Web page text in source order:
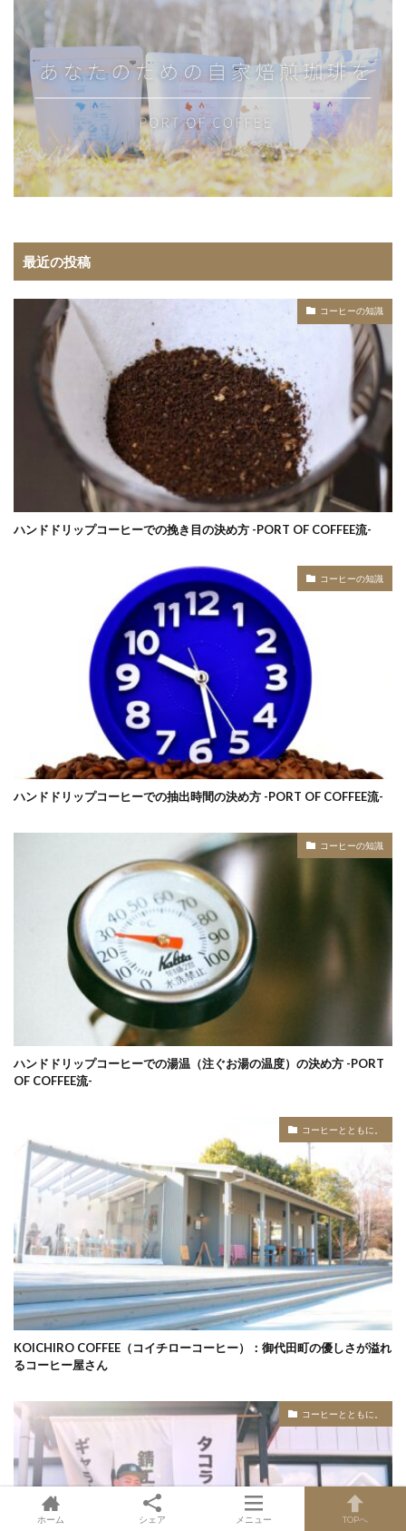
最近の投稿
コーヒーの知識
ハンドドリップコーヒーでの挽き目の決め方 -PORT OF COFFEE流-
コーヒーの知識
ハンドドリップコーヒーでの抽出時間の決め方 -PORT OF COFFEE流-
コーヒーの知識
ハンドドリップコーヒーでの湯温（注ぐお湯の温度）の決め方 -PORT
OF COFFEE流-
コーヒーとともに。
KOICHIRO COFFEE（コイチローコーヒー）：御代田町の優しさが溢れ
るコーヒー屋さん
コーヒーとともに。
ホーム シェア メニュー TOPへ